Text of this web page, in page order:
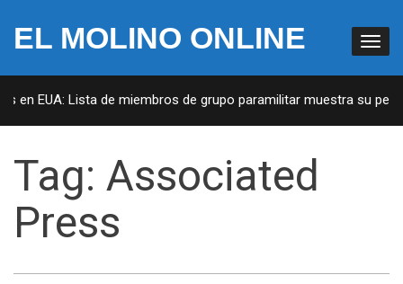
EL MOLINO ONLINE
en EUA: Lista de miembros de grupo paramilitar muestra su
Tag: Associated
Press